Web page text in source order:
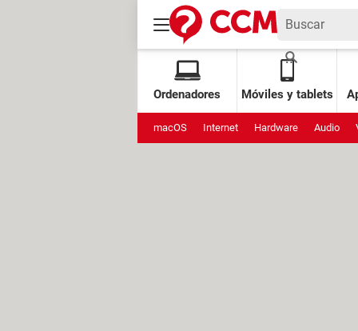
Ordenadores Móviles y tablets
macOS Internet Hardware Audio